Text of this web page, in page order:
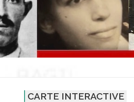
CARTE INTERACTIVE